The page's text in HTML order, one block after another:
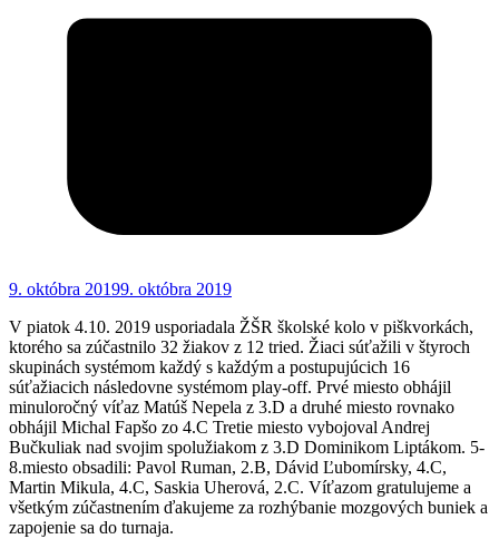
9. októbra 20199. októbra 2019
V piatok 4.10. 2019 usporiadala ŽŠR školské kolo v piškvorkách,
ktorého sa zúčastnilo 32 žiakov z 12 tried. Žiaci súťažili v štyroch
skupinách systémom každý s každým a postupujúcich 16
súťažiacich následovne systémom play-off. Prvé miesto obhájil
minuloročný víťaz Matúš Nepela z 3.D a druhé miesto rovnako
obhájil Michal Fapšo zo 4.C Tretie miesto vybojoval Andrej
Bučkuliak nad svojim spolužiakom z 3.D Dominikom Liptákom. 5-
8.miesto obsadili: Pavol Ruman, 2.B, Dávid Ľubomírsky, 4.C,
Martin Mikula, 4.C, Saskia Uherová, 2.C. Víťazom gratulujeme a
všetkým zúčastnením ďakujeme za rozhýbanie mozgových buniek a
zapojenie sa do turnaja.